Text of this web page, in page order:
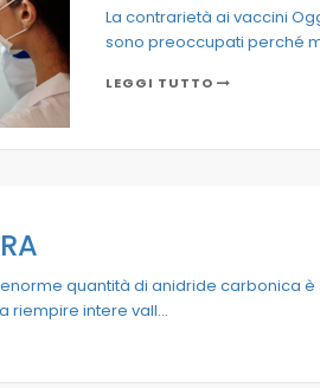
La contrarietà ai vaccini
sono preoccupati perché
LEGGI TUTTO
quantità di anidride carbonica
riempire intere vall...